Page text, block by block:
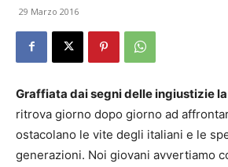
29 Marzo 2016
Graffiata dai segni delle ingiustizie
ritrova giorno dopo giorno ad
ostacolano le vite degli italiani e le
generazioni. Noi giovani avvertiamo